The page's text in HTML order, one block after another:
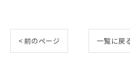
< 前のページ 一覧に戻